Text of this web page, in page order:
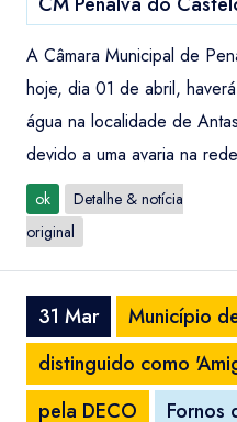
A Câmara Municipal de
hoje, dia 01 de abril,
água na localidade de
devido a uma avaria na
ok
Detalhe & notícia
original
31 Mar
Município
distinguido como
pela DECO
Fornos